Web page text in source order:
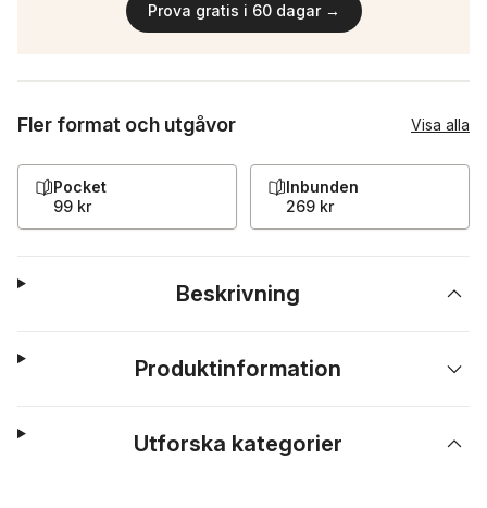
Prova gratis i 60 dagar →
Fler format och utgåvor Visa alla
Pocket
99 kr
Inbunden
269 kr
Beskrivning
Produktinformation
Utforska kategorier